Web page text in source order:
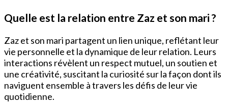
Quelle est la relation entre Zaz et son mari ?
Zaz et son mari partagent un lien unique, reflétant leur
vie personnelle et la dynamique de leur relation. Leurs
interactions révèlent un respect mutuel, un soutien et
une créativité, suscitant la curiosité sur la façon dont ils
naviguent ensemble à travers les défis de leur vie
quotidienne.